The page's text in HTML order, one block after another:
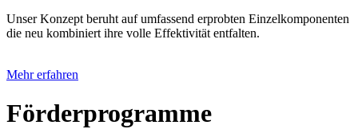
Unser Konzept beruht auf umfassend erprobten Einzelkomponenten
die neu kombiniert ihre volle Effektivität entfalten.
Mehr erfahren
Förderprogramme